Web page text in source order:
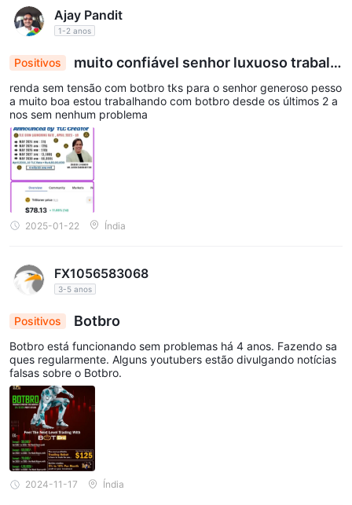
Ajay Pandit
1-2 anos
Positivos
muito confiável senhor luxuoso trabalh
ando bem sem problemas
renda sem tensão com botbro tks para o senhor generoso pesso
a muito boa estou trabalhando com botbro desde os últimos 2 a
nos sem nenhum problema
2025-01-22 Índia
FX1056583068
3-5 anos
Positivos Botbro
Botbro está funcionando sem problemas há 4 anos. Fazendo sa
ques regularmente. Alguns youtubers estão divulgando notícias
falsas sobre o Botbro.
2024-11-17 Índia